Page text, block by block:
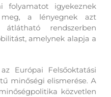
folyamatot igyekeznek
a lényegnek azt
rendszerben
amelynek alapja a
Európai Felsőoktatási
minőségi elismerése. A
közvetlen